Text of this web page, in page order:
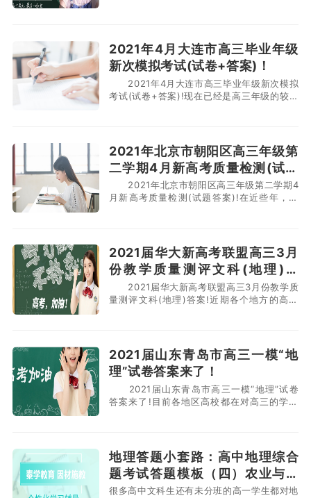
都知道，在这较后的冲刺阶段是不好过的，复
习上会遇到各种困难，各类模拟考试也是接连
不断，能否坚持
2021年4月大连市高三毕业年级
新次模拟考试(试卷+答案)！
2021年4月大连市高三毕业年级新次模拟
考试(试卷+答案)!现在已经是高三年级的较后
生会遇到各种困难，解决不了就只能与大学失
之交臂。同学们也都在拼命的复习，各地学校
2021年北京市朝阳区高三年级第
二学期4月新高考质量检测(试题
答案)！
2021年北京市朝阳区高三年级第二学期4
月新高考质量检测(试题答案)!在近些年，新
数。那么现在距离高考还有57天的时间，各
省市的学校也都在进行考前的模拟考试。下面
小编为大家分享北
2021届华大新高考联盟高三3月
份教学质量测评文科(地理)答
案！
2021届华大新高考联盟高三3月份教学质
量测评文科(地理)答案!近期各个地方的高考
的掌握程度，进行查漏补缺，在高考前的较后
阶段进行针对性的复习，让成绩较大化的提
升，下面小编
2021届山东青岛市高三一模“地
理”试卷答案来了！
2021届山东青岛市高三一模“地理”试卷
答案来了!目前各地区高校都在对高三的学生
以进行针对性的复习，来较大限度的提升自己
的成绩，那么下面就为大家分享青岛市高三一
模地理试卷答案，
地理答题小套路：高中地理综合
题考试答题模板（四）农业与工
业
很多高中文科生还有未分班的高一学生都对地